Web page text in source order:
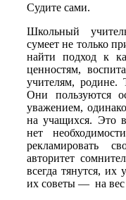
Судите сами.
Школьный
сумеет не только
найти подход к
ценностям,
учителям, родине.
Они пользуются
уважением,
на учащихся. Это
нет
рекламировать
авторитет
всегда тянутся,
их советы — на